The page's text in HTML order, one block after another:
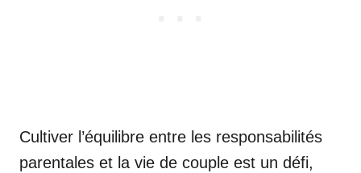
Cultiver l’équilibre entre les responsabilités
parentales et la vie de couple est un défi,